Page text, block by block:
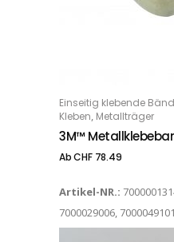
OPTIONS
Einseitig klebende
Kleben, Metallträger
3M™
AbCHF78.49
Artikel-NR.:
7000029006,